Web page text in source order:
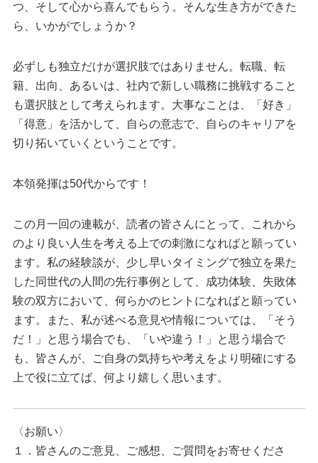
つ、そして心から喜んでもらう。そんな生き方ができた
ら、いかがでしょうか？
必ずしも独立だけが選択肢ではありません。転職、転
籍、出向、あるいは、社内で新しい職務に挑戦すること
も選択肢として考えられます。大事なことは、「好き」
「得意」を活かして、自らの意志で、自らのキャリアを
切り拓いていくということです。
本領発揮は50代からです！
この月一回の連載が、読者の皆さんにとって、これから
のより良い人生を考える上での刺激になればと願ってい
ます。私の経験談が、少し早いタイミングで独立を果た
した同世代の人間の先行事例として、成功体験、失敗体
験の双方において、何らかのヒントになればと願ってい
ます。また、私が述べる意見や情報については、「そう
だ！」と思う場合でも、「いや違う！」と思う場合で
も、皆さんが、ご自身の気持ちや考えをより明確にする
上で役に立てば、何より嬉しく思います。
〈お願い〉
１．皆さんのご意見、ご感想、ご質問をお寄せくださ